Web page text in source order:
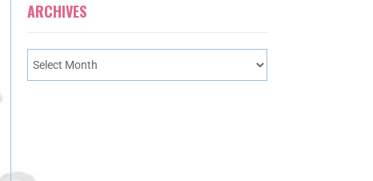
ARCHIVES